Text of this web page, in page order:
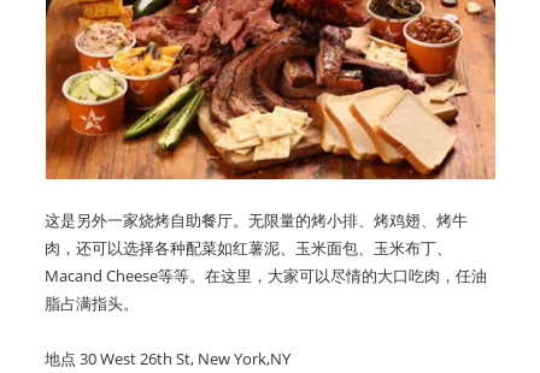
这是另外一家烧烤自助餐厅。无限量的烤小排、烤鸡翅、烤牛
肉，还可以选择各种配菜如红薯泥、玉米面包、玉米布丁、
Macand Cheese等等。在这里，大家可以尽情的大口吃肉，任油
脂占满指头。
地点 30 West 26th St, New York,NY